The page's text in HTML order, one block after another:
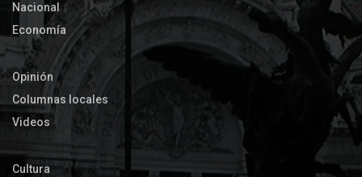
Nacional
Economía
Opinión
Columnas locales
Videos
Cultura